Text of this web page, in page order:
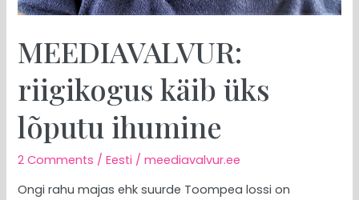
MEEDIAVALVUR:
riigikogus käib üks
lõputu ihumine
2 Comments /Eesti /meediavalvur.ee
Ongi rahu majas ehk suurde Toompea lossi on